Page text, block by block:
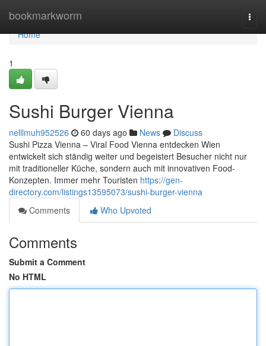
bookmarkworm
Home
Home
1
Sushi Burger Vienna
nelllmuh952526 60 days ago News
Discuss
Sushi Pizza Vienna – Viral Food Vienna entdecken Wien
entwickelt sich ständig weiter und begeistert Besucher nicht nur
mit traditioneller Küche, sondern auch mit innovativen Food-
Konzepten. Immer mehr Touristen https://gen-
directory.com/listings13595073/sushi-burger-vienna
Comments
Who Upvoted
Comments
Submit a Comment
No HTML